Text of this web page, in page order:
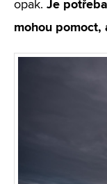
opak. Je
mohou pomoct,